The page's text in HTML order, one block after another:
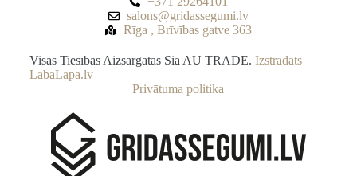
salons@gridassegumi.lv
Rīga , Brīvības gatve 363
Visas Tiesības Aizsargātas Sia AU TRADE. Izstrādāts
LabaLapa.lv
Privātuma politika